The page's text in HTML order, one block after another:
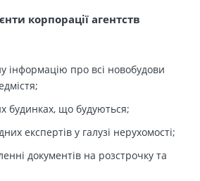
корпорації агентств
інформацію про всі новобудови
будинках, що будуються;
експертів у галузі нерухомості;
документів на розстрочку та